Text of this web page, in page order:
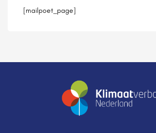
[mailpoet_page]